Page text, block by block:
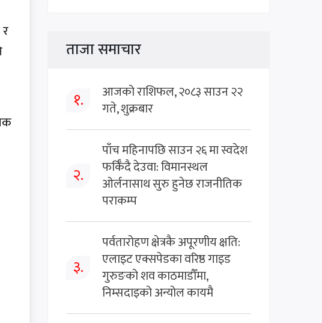
ताजा समाचार
१.
आजको राशिफल, २०८३ साउन २२
गते, शुक्रबार
२.
पाँच महिनापछि साउन २६ मा स्वदेश
फर्किँदै देउवा: विमानस्थल
ओर्लनासाथ सुरु हुनेछ राजनीतिक
पराकम्प
३.
पर्वतारोहण क्षेत्रकै अपूरणीय क्षति:
एलाइट एक्सपेडका वरिष्ठ गाइड
गुरुङको शव काठमाडौँमा,
निम्सदाइको अन्योल कायमै